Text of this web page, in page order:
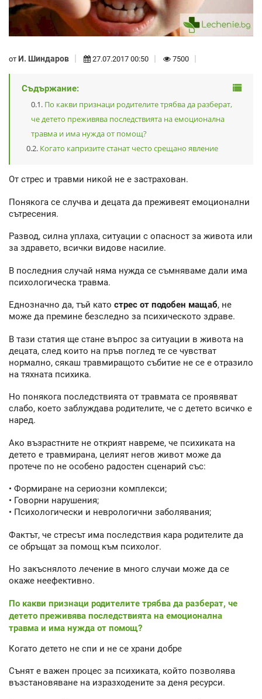
от И. Шиндаров 27.07.2017 00:50 7500
Съдържание:
По какви признаци родителите трябва да разберат,
че детето преживява последствията на емоционална
травма и има нужда от помощ?
Когато капризите станат често срещано явление
От стрес и травми никой не е застрахован.
Понякога се случва и децата да преживеят емоционални
сътресения.
Развод, силна уплаха, ситуации с опасност за живота или
за здравето, всички видове насилие.
В последния случай няма нужда се съмняваме дали има
психологическа травма.
Еднозначно да, тъй като стрес от подобен мащаб, не
може да премине безследно за психическото здраве.
В тази статия ще стане въпрос за ситуации в живота на
децата, след които на пръв поглед те се чувстват
нормално, сякаш травмиращото събитие не се е отразило
на тяхната психика.
Но понякога последствията от травмата се проявяват
слабо, което заблуждава родителите, че с детето всичко е
наред.
Ако възрастните не открият навреме, че психиката на
детето е травмирана, целият негов живот може да
протече по не особено радостен сценарий със:
• Формиране на сериозни комплекси;
• Говорни нарушения;
• Психологически и неврологични заболявания;
Фактът, че стресът има последствия кара родителите да
се обръщат за помощ към психолог.
Но закъснялото лечение в много случаи може да се
окаже неефективно.
По какви признаци родителите трябва да разберат, че
детето преживява последствията на емоционална
травма и има нужда от помощ?
Когато детето не спи и не се храни добре
Сънят е важен процес за психиката, който позволява
възстановяване на изразходените за деня ресурси.